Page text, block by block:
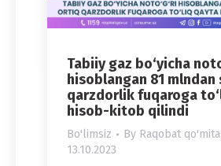
Tabiiy gaz bo‘yicha
hisoblangan 81 mlndan
qarzdorlik fuqaroga
hisob-kitob qilindi
Bo'limsiz By Raqobat
13.10.2023